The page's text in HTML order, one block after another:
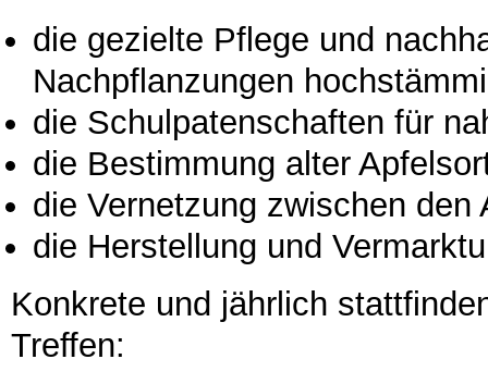
die gezielte Pflege und
Nachpflanzungen
die Schulpatenschaften für
die Bestimmung alter
die Vernetzung zwischen den
die Herstellung und
Konkrete und jährlich
Treffen: